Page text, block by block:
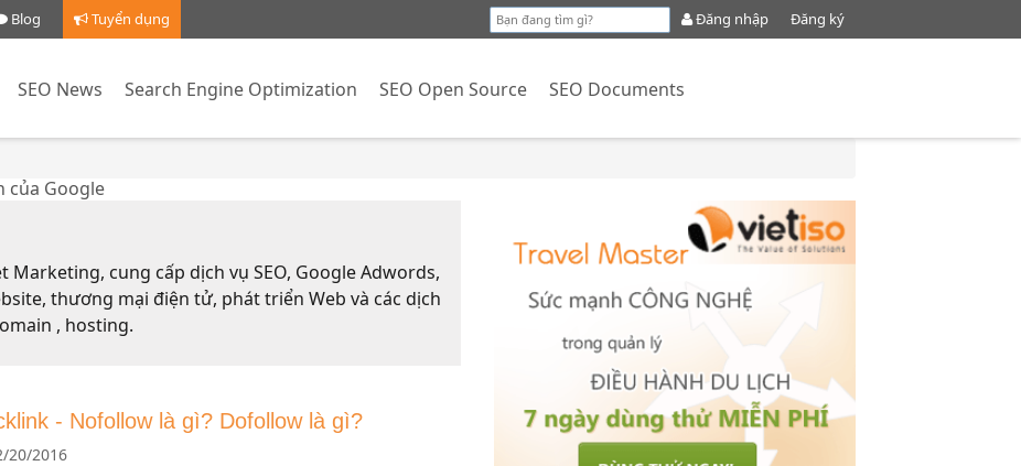
Blog Tuyển dụng Đăng nhập Đăng ký
SEO News Search Engine Optimization SEO Open Source SEO Documents
của Google
cung cấp dịch vụ SEO, Google Adwords,
thương mại điện tử, phát triển Web và các dịch
, hosting.
- Nofollow là gì? Dofollow là gì?
20/2016